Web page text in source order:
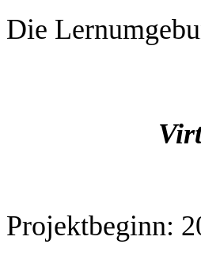
Die
Projektbeginn: